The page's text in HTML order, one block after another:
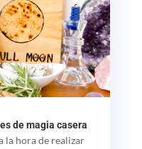
de magia casera
la hora de realizar